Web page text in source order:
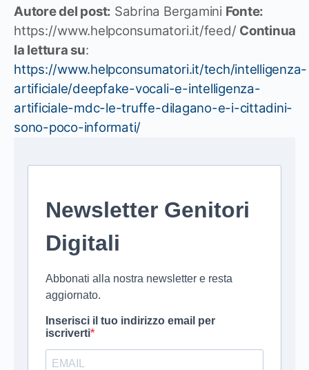
Autore del post: Sabrina Bergamini Fonte:
https://www.helpconsumatori.it/feed/ Continua
la lettura su:
https://www.helpconsumatori.it/tech/intelligenza-
artificiale/deepfake-vocali-e-intelligenza-
artificiale-mdc-le-truffe-dilagano-e-i-cittadini-
sono-poco-informati/